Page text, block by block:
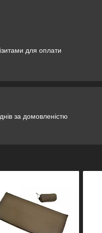
для оплати
за домовленістю